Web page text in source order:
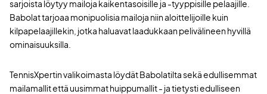
sarjoista löytyy mailoja kaikentasoisille ja -tyyppisille pelaajille.
Babolat tarjoaa monipuolisia mailoja niin aloittelijoille kuin
kilpapelaajillekin, jotka haluavat laadukkaan pelivälineen hyvillä
ominaisuuksilla.
TennisXpertin valikoimasta löydät Babolatilta sekä edullisemmat
mailamallit että uusimmat huippumallit - ja tietysti edulliseen